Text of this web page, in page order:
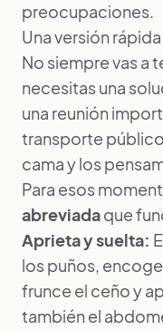
preocupaciones.
Una versión
No siempre vas a
necesitas una
una reunión
transporte
cama y los
Para esos
abreviadaque
Aprieta y suelta:
los puños,
frunce el ceño y
también el